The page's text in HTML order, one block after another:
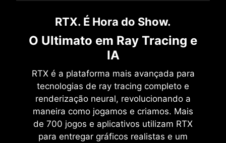
RTX. É Hora do Show.
O Ultimato em Ray Tracing e
IA
RTX é a plataforma mais avançada para
tecnologias de ray tracing completo e
renderização neural, revolucionando a
maneira como jogamos e criamos. Mais
de 700 jogos e aplicativos utilizam RTX
para entregar gráficos realistas e um